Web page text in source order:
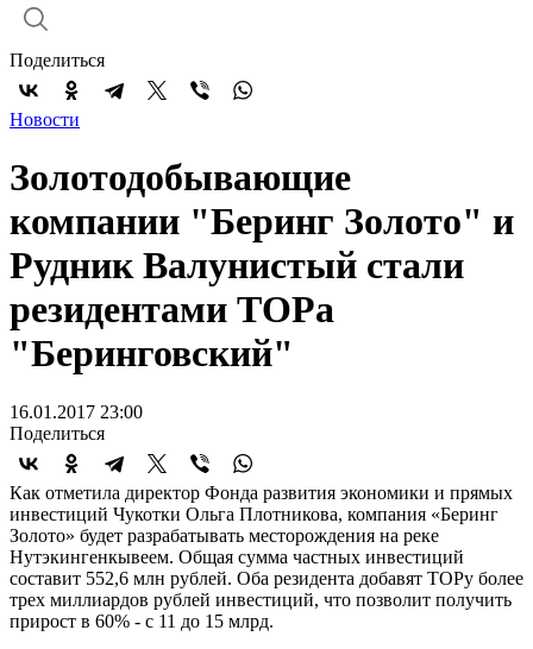
Поделиться
Новости
Золотодобывающие
компании "Беринг Золото" и
Рудник Валунистый стали
резидентами ТОРа
"Беринговский"
16.01.2017 23:00
Поделиться
Как отметила директор Фонда развития экономики и прямых
инвестиций Чукотки Ольга Плотникова, компания «Беринг
Золото» будет разрабатывать месторождения на реке
Нутэкингенкывеем. Общая сумма частных инвестиций
составит 552,6 млн рублей. Оба резидента добавят ТОРу более
трех миллиардов рублей инвестиций, что позволит получить
прирост в 60% - с 11 до 15 млрд.